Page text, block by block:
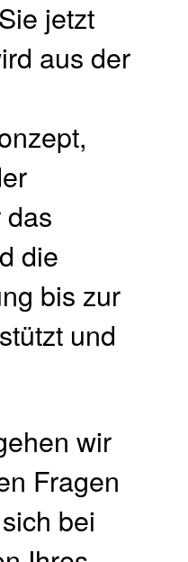
jetzt
aus der
die
bis zur
und
wir
Fragen
bei